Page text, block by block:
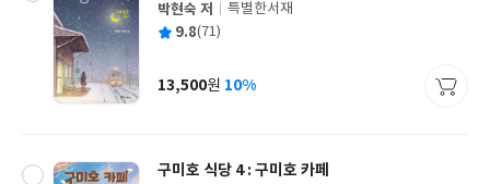
글
쓴
박현숙 저
출
사
특별한서재
평 9.8(71)
가
13,500원 10%
구미호 식당 4 : 구미호 카페